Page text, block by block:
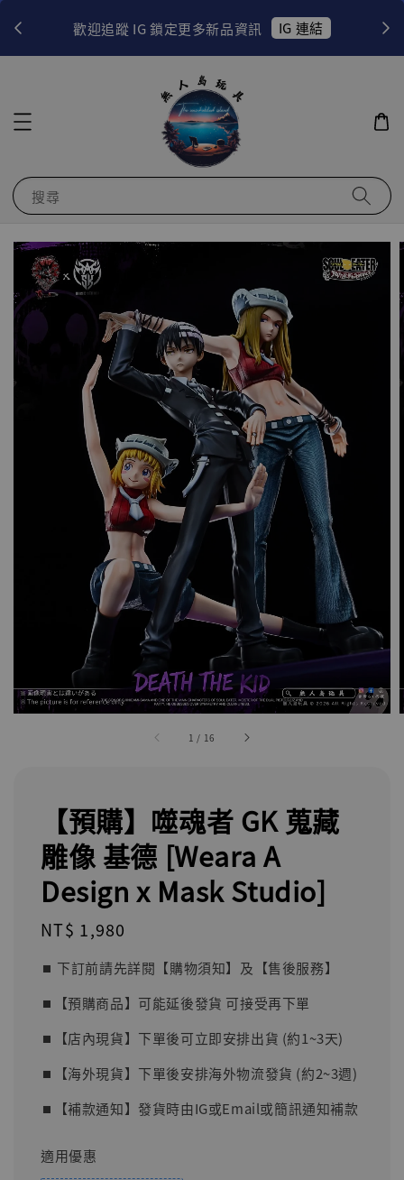
歡迎追蹤 IG 鎖定更多新品資訊 IG 連結
搜尋
1 / 16
【預購】噬魂者 GK 蒐藏
雕像 基德 [Weara A
Design x Mask Studio]
Regular
NT$ 1,980
⏹︎ 下訂前請先詳閱【購物須知】及【售後服務】
⏹︎【預購商品】可能延後發貨 可接受再下單
⏹︎【店內現貨】下單後可立即安排出貨 (約1~3天)
⏹︎【海外現貨】下單後安排海外物流發貨 (約2~3週)
⏹︎【補款通知】發貨時由IG或Email或簡訊通知補款
適用優惠